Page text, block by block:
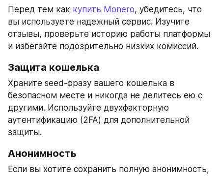
Перед тем как купить Monero, убедитесь, что
вы используете надежный сервис. Изучите
отзывы, проверьте историю работы платформы
и избегайте подозрительно низких комиссий.
Защита кошелька
Храните seed-фразу вашего кошелька в
безопасном месте и никогда не делитесь ею с
другими. Используйте двухфакторную
аутентификацию (2FA) для дополнительной
защиты.
Анонимность
Если вы хотите сохранить полную анонимность,